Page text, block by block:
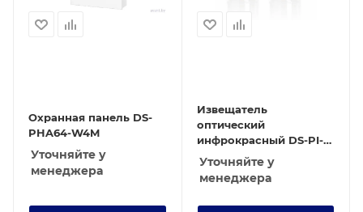
Охранная панель DS-
PHA64-W4M
Уточняйте у
менеджера
Извещатель
оптический
инфрокрасный DS-PI-
D60/FM
Уточняйте у
менеджера